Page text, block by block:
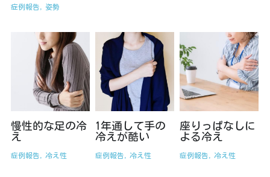
オーダーメイドコース
症例報告, 姿勢
慢性的な足の冷
え
症例報告, 冷え性
1年通して手の
冷えが酷い
症例報告, 冷え性
座りっぱなしに
よる冷え
症例報告, 冷え性